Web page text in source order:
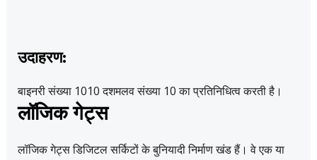
उदाहरण:
बाइनरी संख्या 1010 दशमलव संख्या 10 का प्रतिनिधित्व करती है।
लॉजिक गेट्स
लॉजिक गेट्स डिजिटल सर्किटों के बुनियादी निर्माण खंड हैं। वे एक या